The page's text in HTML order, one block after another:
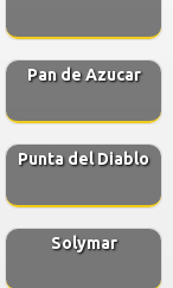
Pan de Azucar
Punta del Diablo
Solymar